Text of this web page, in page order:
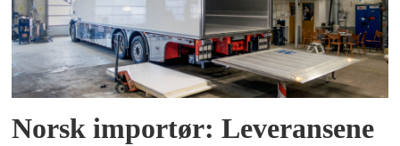
Norsk importør: Leveransene